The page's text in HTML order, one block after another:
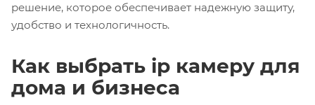
решение, которое обеспечивает надежную защиту,
удобство и технологичность.
Как выбрать ip камеру для
дома и бизнеса